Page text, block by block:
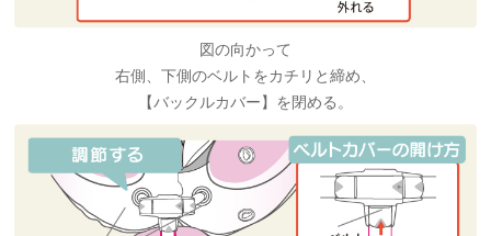
図の向かって
右側、下側のベルトをカチリと締め、
【バックルカバー】を閉める。